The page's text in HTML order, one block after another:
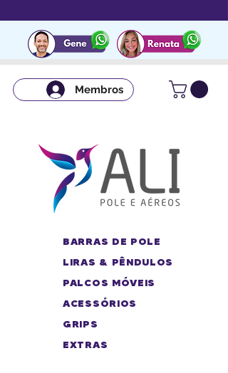
Membros
BARRAS DE POLE
LIRAS & PÊNDULOS
PALCOS MÓVEIS
ACESSÓRIOS
GRIPS
EXTRAS